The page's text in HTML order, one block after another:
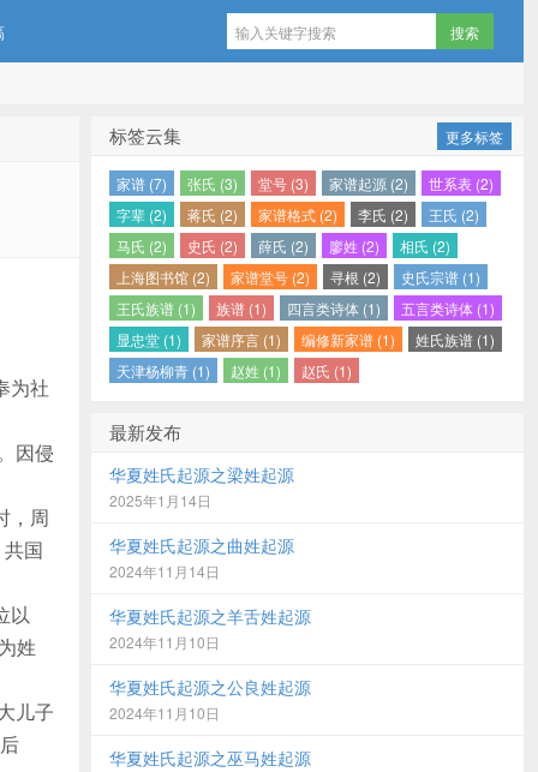
为社
因侵
，周
国
以
姓
儿子
更多标签
标签云集
家谱 (7) 张氏 (3) 堂号 (3) 家谱起源 (2)
世系表 (2)
字辈 (2)
蒋氏 (2) 家谱格式 (2) 李氏 (2)
王氏 (2)
马氏 (2)
史氏 (2) 薛氏 (2) 廖姓 (2)
相氏 (2)
上海图书馆 (2)
家谱堂号 (2) 寻根 (2)
史氏宗谱 (1)
王氏族谱 (1)
族谱 (1) 四言类诗体 (1)
五言类诗体 (1)
显忠堂 (1)
家谱序言 (1) 编修新家谱 (1)
姓氏族谱 (1)
天津杨柳青 (1)
赵姓 (1) 赵氏 (1)
最新发布
华夏姓氏起源之梁姓起源
2025年1月14日
华夏姓氏起源之曲姓起源
2024年11月14日
华夏姓氏起源之羊舌姓起源
2024年11月10日
华夏姓氏起源之公良姓起源
2024年11月10日
华夏姓氏起源之巫马姓起源